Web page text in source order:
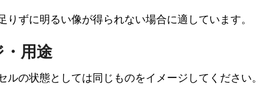
りずに明るい像が得られない場合に適しています。
用途
ルの状態としては同じものをイメージしてください。